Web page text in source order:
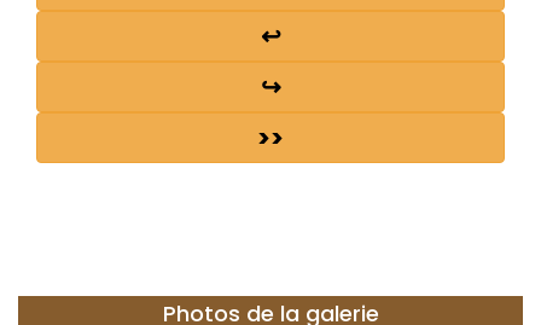
↩
↪
>>
Photos de la galerie